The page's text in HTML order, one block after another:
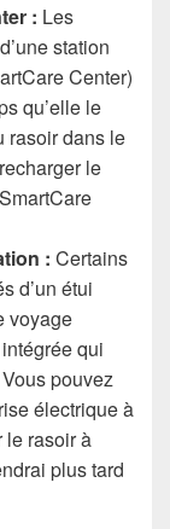
: Les
station
Center)
qu’elle le
rasoir dans le
le
: Certains
d’un étui
voyage
qui
pouvez
électrique à
le rasoir à
plus tard